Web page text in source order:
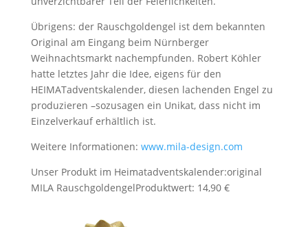
Übrigens: der Rauschgoldengel ist dem bekannten
Original am Eingang beim Nürnberger
Weihnachtsmarkt nachempfunden. Robert Köhler
hatte letztes Jahr die Idee, eigens für den
HEIMATadventskalender, diesen lachenden Engel zu
produzieren –sozusagen ein Unikat, dass nicht im
Einzelverkauf erhältlich ist.
Weitere Informationen: www.mila-design.com
Unser Produkt im Heimatadventskalender:original
MILA RauschgoldengelProduktwert: 14,90 €